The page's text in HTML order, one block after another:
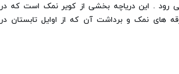
رود . این دریاچه بخشی از کویر نمک است که در
های نمک و برداشت آن که از اوایل تابستان در